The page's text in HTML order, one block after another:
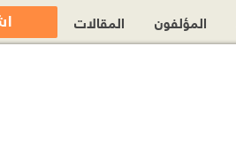
المؤلفون المقالات